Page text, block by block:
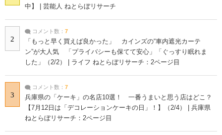
中】 | 芸能人 ねとらぼリサーチ
2
コメント数： 7
「もっと早く買えば良かった」 カインズの“車内遮光カーテ
ン”が大人気 「プライバシーも保てて安心」「ぐっすり眠れま
した」（2/2） | ライフ ねとらぼリサーチ：2ページ目
3
コメント数： 7
兵庫県の「ケーキ」の名店10選！ 一番うまいと思う店はどこ？
【7月12日は「デコレーションケーキの日」！】（2/4） | 兵庫県
ねとらぼリサーチ：2ページ目